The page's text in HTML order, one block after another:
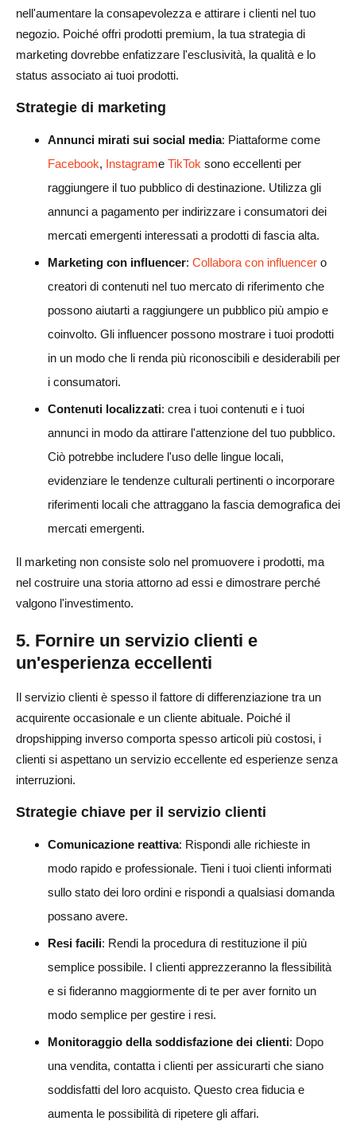
nell'aumentare la consapevolezza e attirare i clienti nel tuo
negozio. Poiché offri prodotti premium, la tua strategia di
marketing dovrebbe enfatizzare l'esclusività, la qualità e lo
status associato ai tuoi prodotti.
Strategie di marketing
Annunci mirati sui social media: Piattaforme come
Facebook, Instagrame TikTok sono eccellenti per
raggiungere il tuo pubblico di destinazione. Utilizza gli
annunci a pagamento per indirizzare i consumatori dei
mercati emergenti interessati a prodotti di fascia alta.
Marketing con influencer: Collabora con influencer o
creatori di contenuti nel tuo mercato di riferimento che
possono aiutarti a raggiungere un pubblico più ampio e
coinvolto. Gli influencer possono mostrare i tuoi prodotti
in un modo che li renda più riconoscibili e desiderabili per
i consumatori.
Contenuti localizzati: crea i tuoi contenuti e i tuoi
annunci in modo da attirare l'attenzione del tuo pubblico.
Ciò potrebbe includere l'uso delle lingue locali,
evidenziare le tendenze culturali pertinenti o incorporare
riferimenti locali che attraggano la fascia demografica dei
mercati emergenti.
Il marketing non consiste solo nel promuovere i prodotti, ma
nel costruire una storia attorno ad essi e dimostrare perché
valgono l'investimento.
5. Fornire un servizio clienti e
un'esperienza eccellenti
Il servizio clienti è spesso il fattore di differenziazione tra un
acquirente occasionale e un cliente abituale. Poiché il
dropshipping inverso comporta spesso articoli più costosi, i
clienti si aspettano un servizio eccellente ed esperienze senza
interruzioni.
Strategie chiave per il servizio clienti
Comunicazione reattiva: Rispondi alle richieste in
modo rapido e professionale. Tieni i tuoi clienti informati
sullo stato dei loro ordini e rispondi a qualsiasi domanda
possano avere.
Resi facili: Rendi la procedura di restituzione il più
semplice possibile. I clienti apprezzeranno la flessibilità
e si fideranno maggiormente di te per aver fornito un
modo semplice per gestire i resi.
Monitoraggio della soddisfazione dei clienti: Dopo
una vendita, contatta i clienti per assicurarti che siano
soddisfatti del loro acquisto. Questo crea fiducia e
aumenta le possibilità di ripetere gli affari.